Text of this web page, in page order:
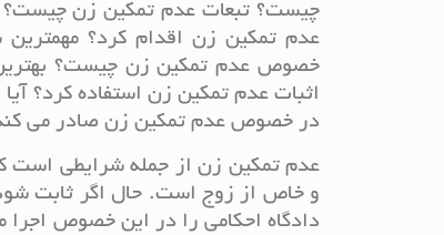
چیست؟ تبعات عدم تمکین زن چیست؟
عدم تمکین زن اقدام کرد؟
خصوص عدم تمکین زن چیست؟
اثبات عدم تمکین زن استفاده کرد؟
در خصوص عدم تمکین زن صادر می کند؟
عدم تمکین زن از جمله شرایطی است
و خاص از زوج است. حال اگر ثابت
دادگاه احکامی را در این خصوص اجرا